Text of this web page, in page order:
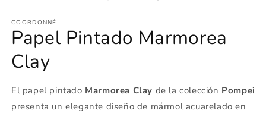
ventana
modal
COORDONNÉ
Papel Pintado Marmorea
Clay
El papel pintado Marmorea Clay de la colección Pompei
presenta un elegante diseño de mármol acuarelado en